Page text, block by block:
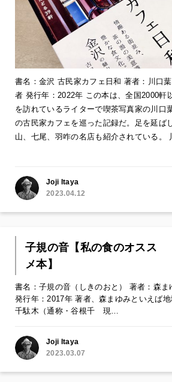
書名：金沢 古民家カフェ日和 著者：川口
者 発行年：2022年 この本は、全国2000軒
を訪れているライターで喫茶写真家の川口
の古民家カフェを巡った記録だ。足を延ば
山、七尾、羽咋の名店も紹介されている
Joji Itaya
2023.04.12
子規の音【私の食のオスス
メ本】
書名：子規の音（しきのおと） 著者：森ま
発行年：2017年 著者、森まゆみといえば地
千駄木（通称・谷根千 現…
Joji Itaya
2023.03.07